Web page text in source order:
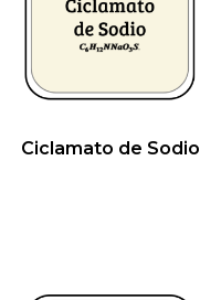
Ciclamato de Sodio